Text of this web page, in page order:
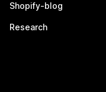
Shopify-blog
Research